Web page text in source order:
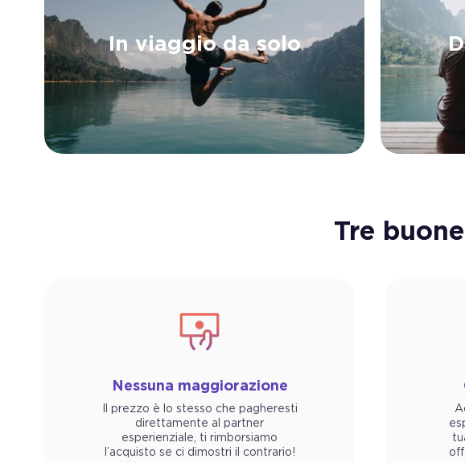
In viaggio da solo
Tre
Nessuna maggiorazione
Il prezzo è lo stesso che pagheresti
direttamente al partner
esperienziale, ti rimborsiamo
l’acquisto se ci dimostri il contrario!